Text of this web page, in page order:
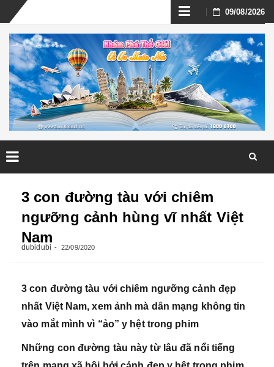
Skip
to
content
09/08/2026
3 con đường tàu với chiêm
ngưỡng cảnh hùng vĩ nhất Việt
Nam
dubidubi 22/09/2020
3 con đường tàu với chiêm ngưỡng cảnh đẹp
nhất Việt Nam, xem ảnh mà dân mạng không tin
vào mắt mình vì “ảo” y hệt trong phim
Những con đường tàu này từ lâu đã nổi tiếng